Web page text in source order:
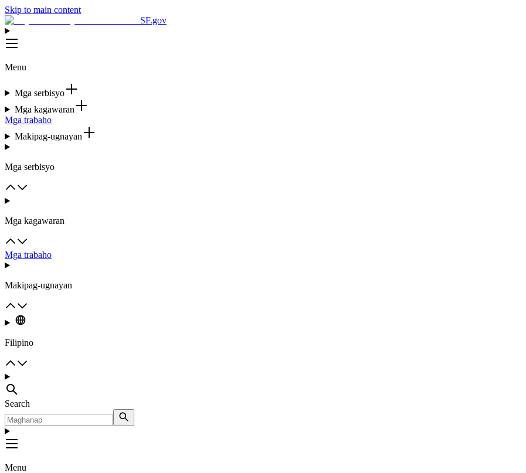
Skip to main content
SF.gov
Menu
Mga serbisyo
Mga kagawaran
Mga trabaho
Makipag-ugnayan
Mga serbisyo
Mga kagawaran
Mga trabaho
Makipag-ugnayan
Filipino
Search
Menu